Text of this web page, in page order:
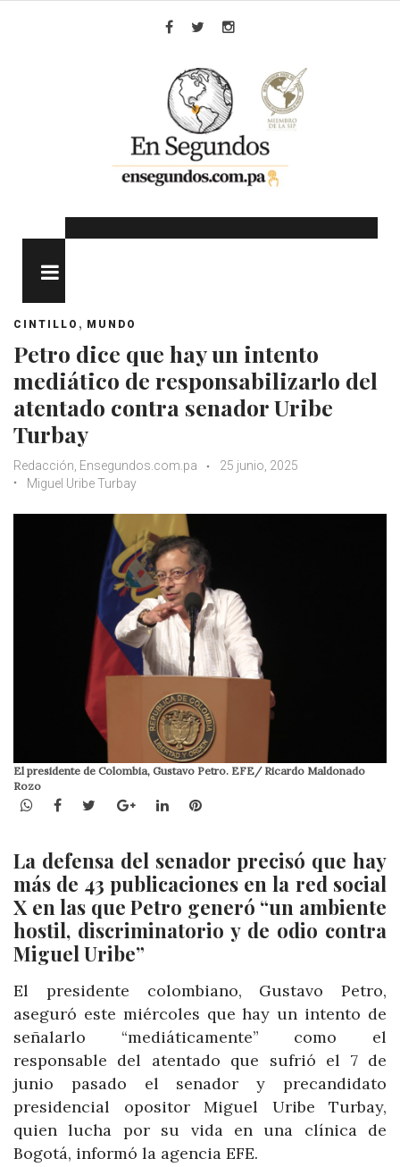
CINTILLO , MUNDO
Petro dice que hay un intento
mediático de responsabilizarlo del
atentado contra senador Uribe
Turbay
Redacción, Ensegundos.com.pa
25 junio, 2025
Miguel Uribe Turbay
El presidente de Colombia, Gustavo Petro. EFE/ Ricardo Maldonado
Rozo
WhatsApp
Facebook
TwitterGoogle+LinkedInPinterest
La defensa del senador precisó que hay
más de 43 publicaciones en la red social
X en las que Petro generó “un ambiente
hostil, discriminatorio y de odio contra
Miguel Uribe”
El presidente colombiano, Gustavo Petro,
aseguró este miércoles que hay un intento de
señalarlo “mediáticamente” como el
responsable del atentado que sufrió el 7 de
junio pasado el senador y precandidato
presidencial opositor Miguel Uribe Turbay,
quien lucha por su vida en una clínica de
Bogotá, informó la agencia EFE.